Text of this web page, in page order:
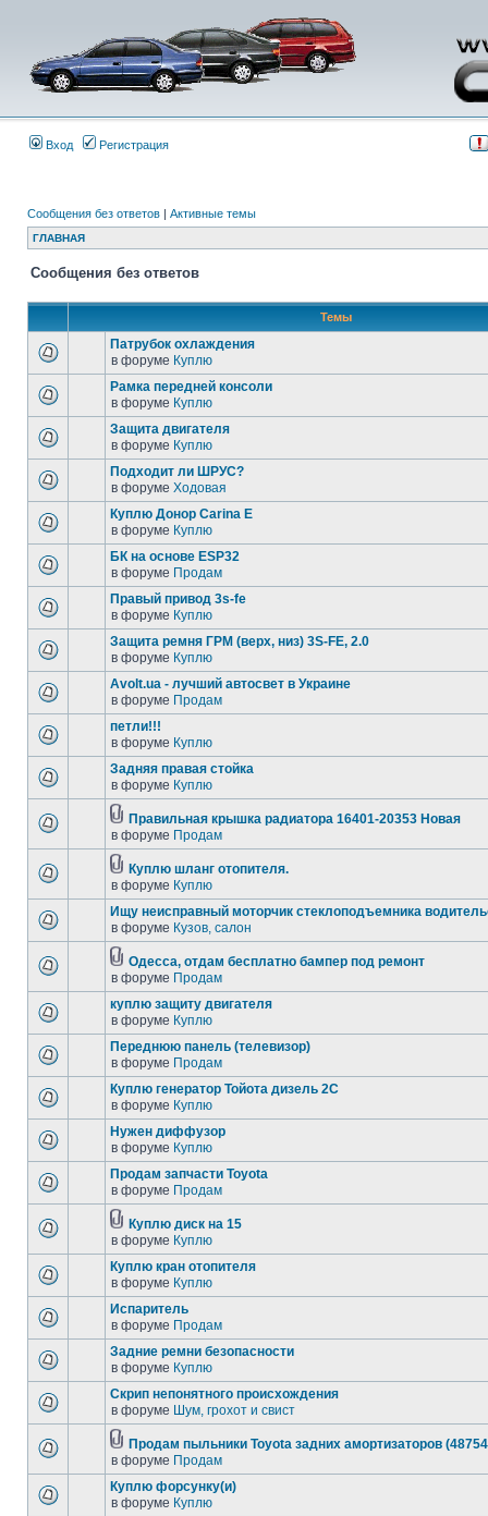
Вход Регистрация
Сообщения без ответов | Активные темы
ГЛАВНАЯ
Сообщения без ответов
Темы
Патрубок охлаждения
в форуме Куплю
Рамка передней консоли
в форуме Куплю
Защита двигателя
в форуме Куплю
Подходит ли ШРУС?
в форуме Ходовая
Куплю Донор Carina E
в форуме Куплю
БК на основе ESP32
в форуме Продам
Правый привод 3s-fe
в форуме Куплю
Защита ремня ГРМ (верх, низ) 3S-FE, 2.0
в форуме Куплю
Avolt.ua - лучший автосвет в Украине
в форуме Продам
петли!!!
в форуме Куплю
Задняя правая стойка
в форуме Куплю
Правильная крышка радиатора 16401-20353 Новая
в форуме Продам
Куплю шланг отопителя.
в форуме Куплю
Ищу неисправный моторчик стеклоподъемника
в форуме Кузов, салон
Одесса, отдам бесплатно бампер под ремонт
в форуме Продам
куплю защиту двигателя
в форуме Куплю
Переднюю панель (телевизор)
в форуме Продам
Куплю генератор Тойота дизель 2С
в форуме Куплю
Нужен диффузор
в форуме Куплю
Продам запчасти Toyota
в форуме Продам
Куплю диск на 15
в форуме Куплю
Куплю кран отопителя
в форуме Куплю
Испаритель
в форуме Продам
Задние ремни безопасности
в форуме Куплю
Скрип непонятного происхождения
в форуме Шум, грохот и свист
Продам пыльники Toyota задних амортизаторов
в форуме Продам
Куплю форсунку(и)
в форуме Куплю